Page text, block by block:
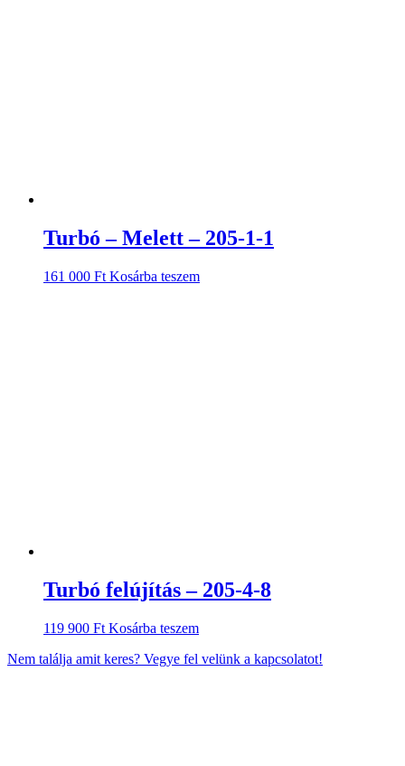
Turbó – Melett – 205-1-1
161 000 Ft Kosárba teszem
Turbó felújítás – 205-4-8
119 900 Ft Kosárba teszem
Nem találja amit keres? Vegye fel velünk a kapcsolatot!